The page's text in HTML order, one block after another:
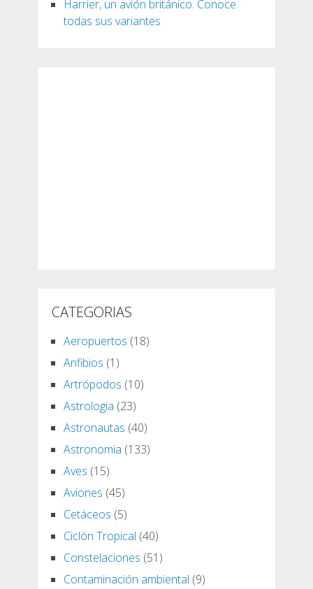
Harrier, un avión británico. Conoce
todas sus variantes
CATEGORIAS
Aeropuertos (18)
Anfibios (1)
Artrópodos (10)
Astrologia (23)
Astronautas (40)
Astronomia (133)
Aves (15)
Aviones (45)
Cetáceos (5)
Ciclón Tropical (40)
Constelaciones (51)
Contaminación ambiental (9)